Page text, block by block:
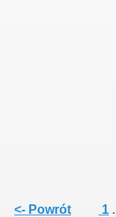
<- Powrót 1